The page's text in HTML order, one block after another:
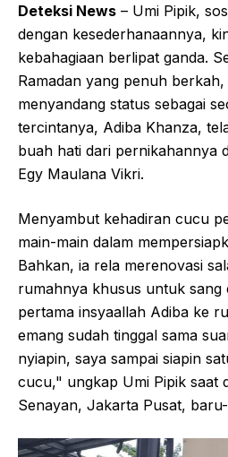
Deteksi News – Umi Pipik,
dengan kesederhanaannya,
kebahagiaan berlipat ganda.
Ramadan yang penuh
menyandang status sebagai
tercintanya, Adiba Khanza,
buah hati dari pernikahannya
Egy Maulana Vikri.
Menyambut kehadiran cucu
main-main dalam
Bahkan, ia rela merenovasi
rumahnya khusus untuk
pertama insyaallah Adiba ke
emang sudah tinggal sama
nyiapin, saya sampai siapin
cucu," ungkap Umi Pipik saat
Senayan, Jakarta Pusat,